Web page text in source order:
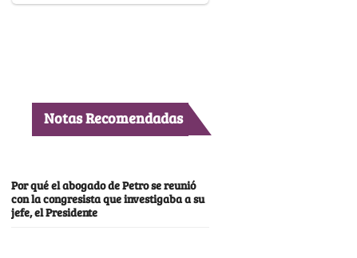
Notas Recomendadas
Por qué el abogado de Petro se reunió
con la congresista que investigaba a su
jefe, el Presidente